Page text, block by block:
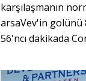
karşılaşmanın
arsaVev'in golünü
56'ncı dakikada